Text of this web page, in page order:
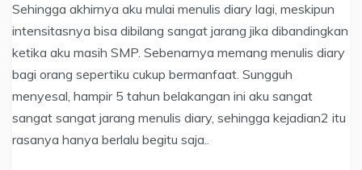
Sehingga akhirnya aku mulai menulis diary lagi, meskipun
intensitasnya bisa dibilang sangat jarang jika dibandingkan
ketika aku masih SMP. Sebenarnya memang menulis diary
bagi orang sepertiku cukup bermanfaat. Sungguh
menyesal, hampir 5 tahun belakangan ini aku sangat
sangat sangat jarang menulis diary, sehingga kejadian2 itu
rasanya hanya berlalu begitu saja..